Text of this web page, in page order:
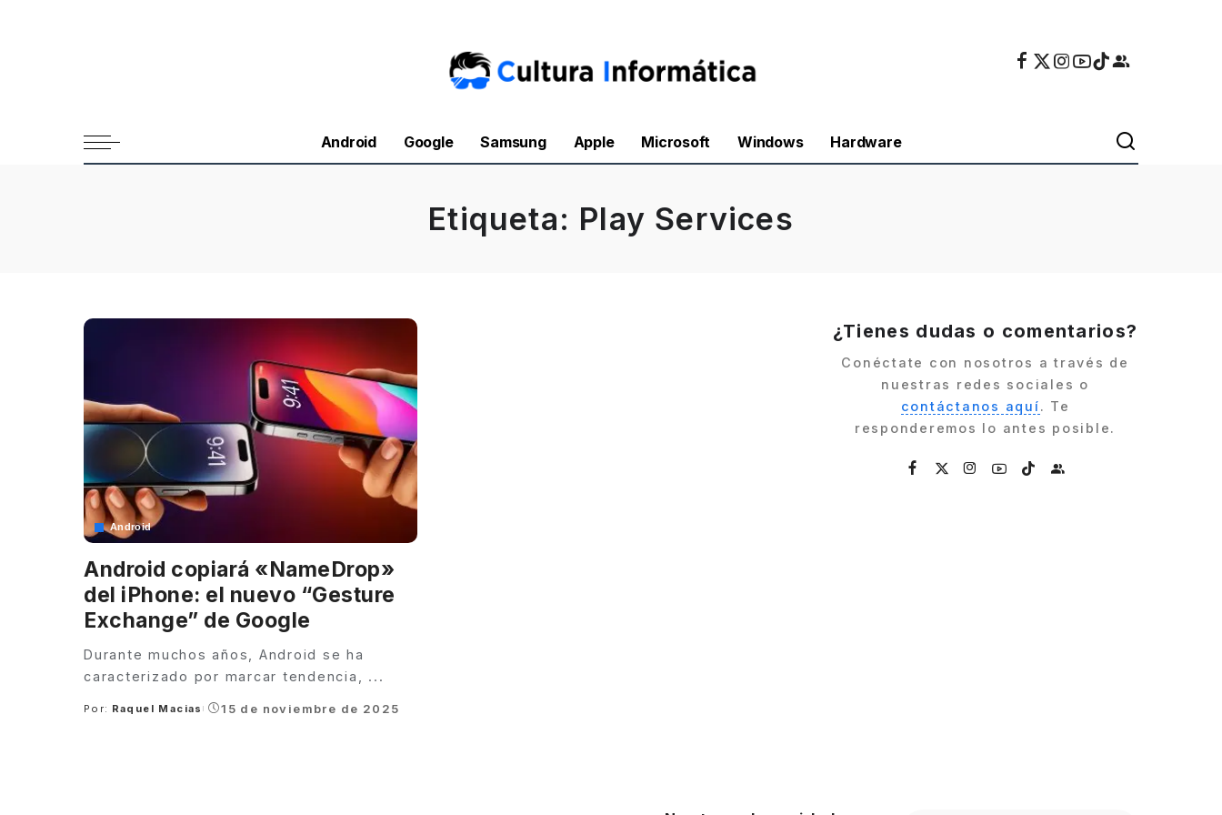
Android Google Samsung Apple Microsoft Windows Hardware
Etiqueta: Play Services
Android
Android copiará «NameDrop»
del iPhone: el nuevo “Gesture
Exchange” de Google
Durante muchos años, Android se ha
caracterizado por marcar tendencia, ...
Posted
Por: Raquel Macias 15 de noviembre de 2025
¿Tienes dudas o comentarios?
Conéctate con nosotros a través de
nuestras redes sociales o
contáctanos aquí. Te
responderemos lo antes posible.